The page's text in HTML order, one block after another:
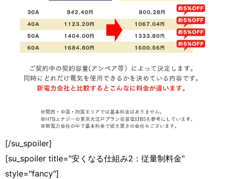
[/su_spoiler]
[su_spoiler title="安くなる仕組み2：従量制料金"
style="fancy"]